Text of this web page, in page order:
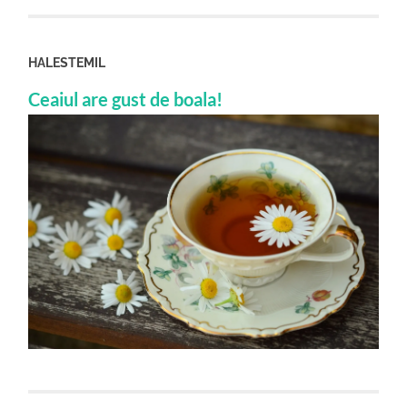
HALESTEMIL
Ceaiul are gust de boala!